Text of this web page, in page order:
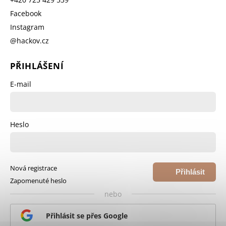
Facebook
Instagram
@hackov.cz
PŘIHLÁŠENÍ
E-mail
Heslo
Přihlásit
Nová registrace
Zapomenuté heslo
nebo
Přihlásit se přes Google